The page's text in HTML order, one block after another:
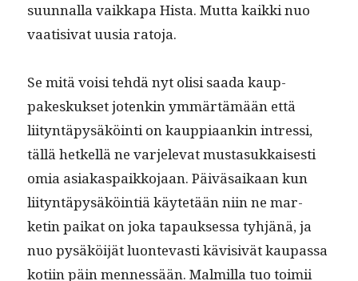
suun­nal­la vaikka­pa Hista. Mut­ta kaik­ki nuo
vaati­si­vat uusia ratoja.
Se mitä voisi tehdä nyt olisi saa­da kaup­
pakeskuk­set jotenkin ymmärtämään että
liityn­täpysäköin­ti on kaup­pi­aankin intres­si,
täl­lä het­kel­lä ne var­jel­e­vat mus­ta­sukkaises­ti
omia asi­aka­s­paikko­jaan. Päivä­saikaan kun
liityn­täpysäköin­tiä käytetään niin ne mar­
ketin paikat on joka tapauk­ses­sa tyhjänä, ja
nuo pysäköi­jät luon­tev­asti kävi­sivät kau­pas­sa
koti­in päin men­nessään. Malmil­la tuo toimii